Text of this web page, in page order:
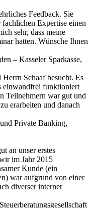
Feedback. Sie
Expertise einen
sehr, dass meine
hatten. Wünsche Ihnen
– Kasseler Sparkasse,
Schaaf besucht. Es
einwandfrei funktioniert
Teilnehmern war gut und
erarbeiten und danach
Private Banking,
an unser erstes
im Jahr 2015
Kunde (ein
war aufgrund von einer
diverser interner